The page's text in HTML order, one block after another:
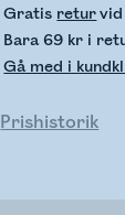
Gratis retur
Bara 69 kr i
Gå med i
Prishistorik